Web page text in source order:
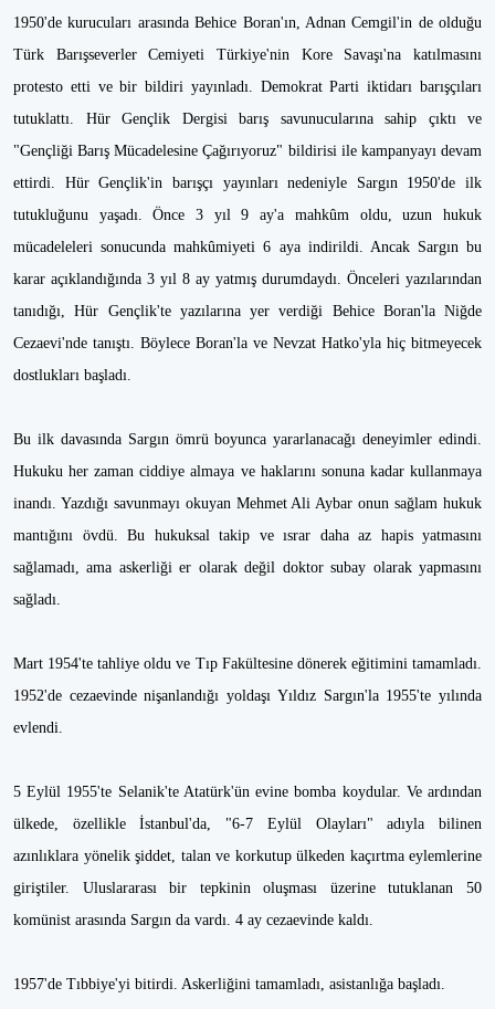
1950'de kurucuları arasında Behice Boran'ın, Adnan Cemgil'in de olduğu
Türk Barışseverler Cemiyeti Türkiye'nin Kore Savaşı'na katılmasını
protesto etti ve bir bildiri yayınladı. Demokrat Parti iktidarı barışçıları
tutuklattı. Hür Gençlik Dergisi barış savunucularına sahip çıktı ve
"Gençliği Barış Mücadelesine Çağırıyoruz" bildirisi ile kampanyayı devam
ettirdi. Hür Gençlik'in barışçı yayınları nedeniyle Sargın 1950'de ilk
tutukluğunu yaşadı. Önce 3 yıl 9 ay'a mahkûm oldu, uzun hukuk
mücadeleleri sonucunda mahkûmiyeti 6 aya indirildi. Ancak Sargın bu
karar açıklandığında 3 yıl 8 ay yatmış durumdaydı. Önceleri yazılarından
tanıdığı, Hür Gençlik'te yazılarına yer verdiği Behice Boran'la Niğde
Cezaevi'nde tanıştı. Böylece Boran'la ve Nevzat Hatko'yla hiç bitmeyecek
dostlukları başladı.
Bu ilk davasında Sargın ömrü boyunca yararlanacağı deneyimler edindi.
Hukuku her zaman ciddiye almaya ve haklarını sonuna kadar kullanmaya
inandı. Yazdığı savunmayı okuyan Mehmet Ali Aybar onun sağlam hukuk
mantığını övdü. Bu hukuksal takip ve ısrar daha az hapis yatmasını
sağlamadı, ama askerliği er olarak değil doktor subay olarak yapmasını
sağladı.
Mart 1954'te tahliye oldu ve Tıp Fakültesine dönerek eğitimini tamamladı.
1952'de cezaevinde nişanlandığı yoldaşı Yıldız Sargın'la 1955'te yılında
evlendi.
5 Eylül 1955'te Selanik'te Atatürk'ün evine bomba koydular. Ve ardından
ülkede, özellikle İstanbul'da, "6-7 Eylül Olayları" adıyla bilinen
azınlıklara yönelik şiddet, talan ve korkutup ülkeden kaçırtma eylemlerine
giriştiler. Uluslararası bir tepkinin oluşması üzerine tutuklanan 50
komünist arasında Sargın da vardı. 4 ay cezaevinde kaldı.
1957'de Tıbbiye'yi bitirdi. Askerliğini tamamladı, asistanlığa başladı.